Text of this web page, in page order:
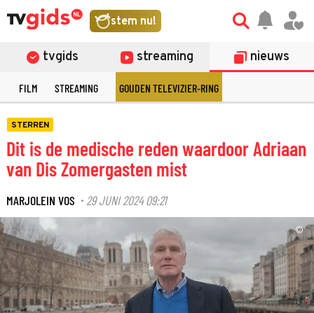
stem nu!
tvgids streaming nieuws
FILM STREAMING GOUDEN TELEVIZIER-RING
STERREN
Dit is de medische reden waardoor Adriaan
van Dis Zomergasten mist
MARJOLEIN VOS · 29 JUNI 2024 09:21
©